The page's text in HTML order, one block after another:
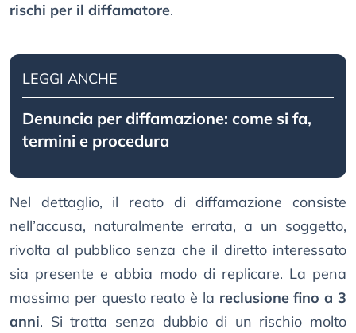
rischi per il diffamatore.
LEGGI ANCHE
Denuncia per diffamazione: come si fa,
termini e procedura
Nel dettaglio, il reato di diffamazione consiste
nell’accusa, naturalmente errata, a un soggetto,
rivolta al pubblico senza che il diretto interessato
sia presente e abbia modo di replicare. La pena
massima per questo reato è la reclusione fino a 3
anni. Si tratta senza dubbio di un rischio molto